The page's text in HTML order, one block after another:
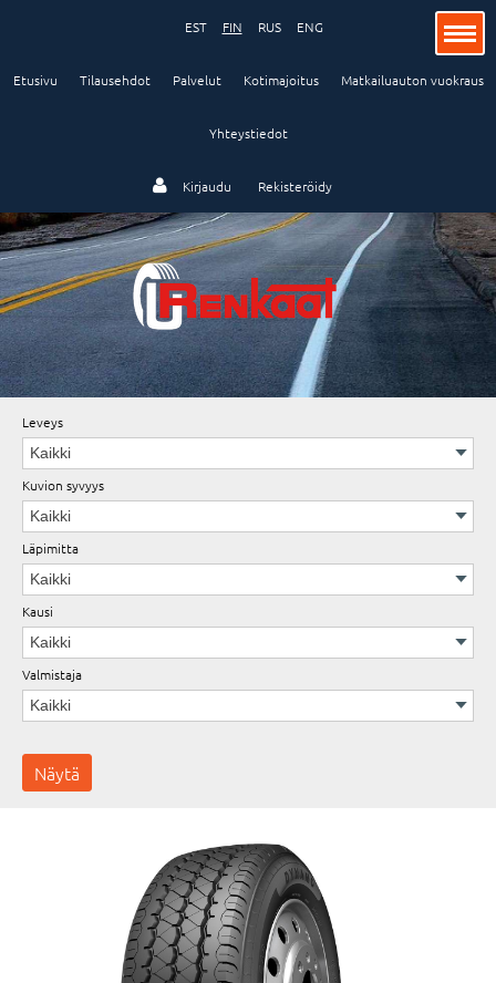
EST FIN RUS ENG
Etusivu Tilausehdot Palvelut Kotimajoitus Matkailuauton vuokraus
Yhteystiedot
Kirjaudu Rekisteröidy
Henkilöauto
Kuorma-auto ja bussi
Teollisuus ja maatalous
Leveys
Kuvion syvyys
Läpimitta
Kausi
Valmistaja